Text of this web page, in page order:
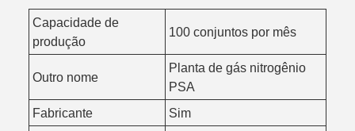
Capacidade de
produção
100 conjuntos por mês
Outro nome
Planta de gás nitrogênio
PSA
Fabricante
Sim